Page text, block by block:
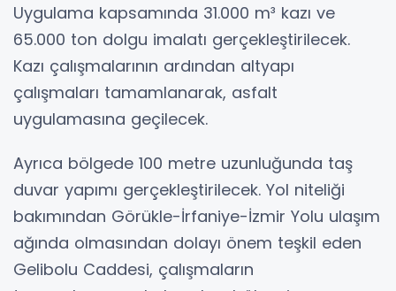
Uygulama kapsamında 31.000 m³ kazı ve
65.000 ton dolgu imalatı gerçekleştirilecek.
Kazı çalışmalarının ardından altyapı
çalışmaları tamamlanarak, asfalt
uygulamasına geçilecek.
Ayrıca bölgede 100 metre uzunluğunda taş
duvar yapımı gerçekleştirilecek. Yol niteliği
bakımından Görükle-İrfaniye-İzmir Yolu ulaşım
ağında olmasından dolayı önem teşkil eden
Gelibolu Caddesi, çalışmaların